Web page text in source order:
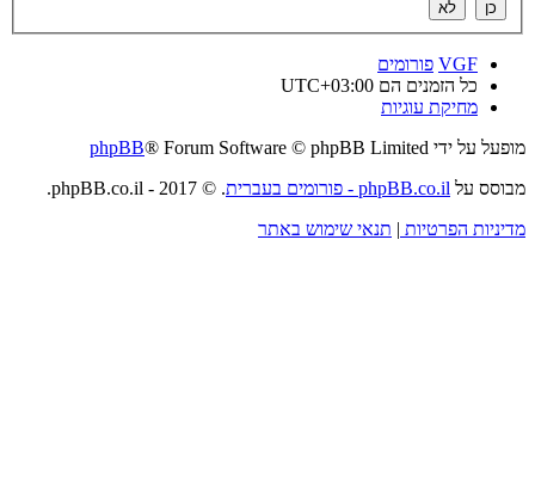
VGF פורומים
כל הזמנים הם UTC+03:00
מחיקת עוגיות
מופעל על ידי
phpBB® Forum Software © phpBB Limited
מבוסס על phpBB.co.il - פורומים בעברית
. © 2017 - phpBB.co.il.
מדיניות הפרטיות | תנאי שימוש באתר